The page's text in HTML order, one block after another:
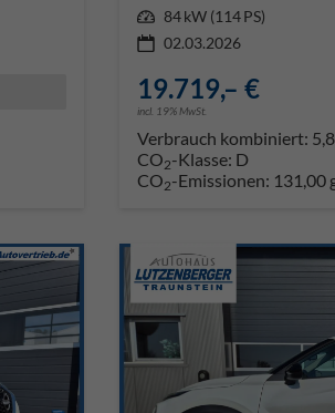
Leistung 84 kW (114 PS)
02.03.2026
19.719,– €
incl. 19% MwSt.
Verbrauch kombiniert:
CO2-Klasse: D
CO2-Emissionen: 131,00